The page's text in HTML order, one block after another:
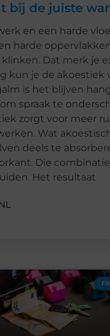
bij de juiste
en een harde
harde
Dat merk je
kun je de
is het blijven
spraak te
zorgt voor meer
Wat
deels te
Die
Het resultaat